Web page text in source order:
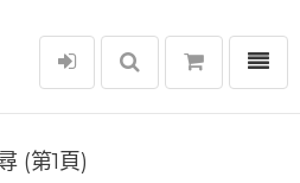
選單
(第1頁)